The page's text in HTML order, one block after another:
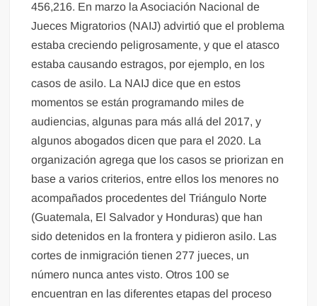
456,216. En marzo la Asociación Nacional de
Jueces Migratorios (NAIJ) advirtió que el problema
estaba creciendo peligrosamente, y que el atasco
estaba causando estragos, por ejemplo, en los
casos de asilo. La NAIJ dice que en estos
momentos se están programando miles de
audiencias, algunas para más allá del 2017, y
algunos abogados dicen que para el 2020. La
organización agrega que los casos se priorizan en
base a varios criterios, entre ellos los menores no
acompañados procedentes del Triángulo Norte
(Guatemala, El Salvador y Honduras) que han
sido detenidos en la frontera y pidieron asilo. Las
cortes de inmigración tienen 277 jueces, un
número nunca antes visto. Otros 100 se
encuentran en las diferentes etapas del proceso